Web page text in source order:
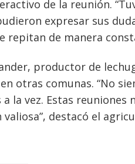
de la reunión.
expresar sus
repitan de manera
productor de
otras comunas. “No
la vez. Estas
destacó el